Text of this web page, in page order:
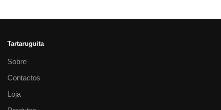
Tartaruguita
Sobre
Contactos
Loja